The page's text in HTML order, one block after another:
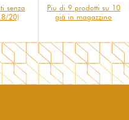
senza
20)
Piu di 9 prodotti su 10
già in magazzino